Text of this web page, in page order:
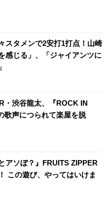
スタメンで2安打1打点！山崎
感じる」、「ジャイアンツに
・渋谷龍太、『ROCK IN
歌声につられて楽屋を脱
アソぼ？』FRUITS ZIPPER
この遊び、やってはいけま